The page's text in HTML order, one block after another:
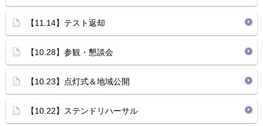
【11.14】テスト返却
【10.28】参観・懇談会
【10.23】点灯式＆地域公開
【10.22】ステンドリハーサル